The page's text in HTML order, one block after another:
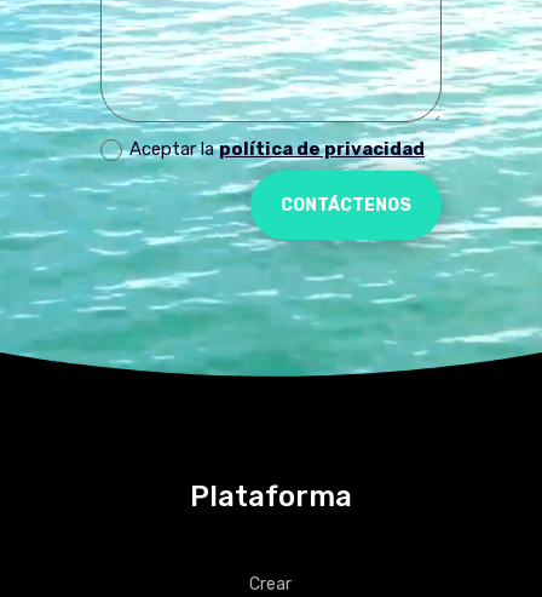
Aceptar lapolítica de privacidad
CONTÁCTENOS
Plataforma
Crear